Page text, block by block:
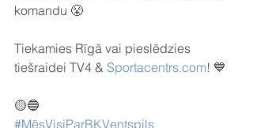
komandu 😤
Tiekamies Rīgā vai pieslēdzies
tiešraidei TV4 & Sportacentrs.com! 💙
🟡🔵
#MēsVisiParBKVentspils